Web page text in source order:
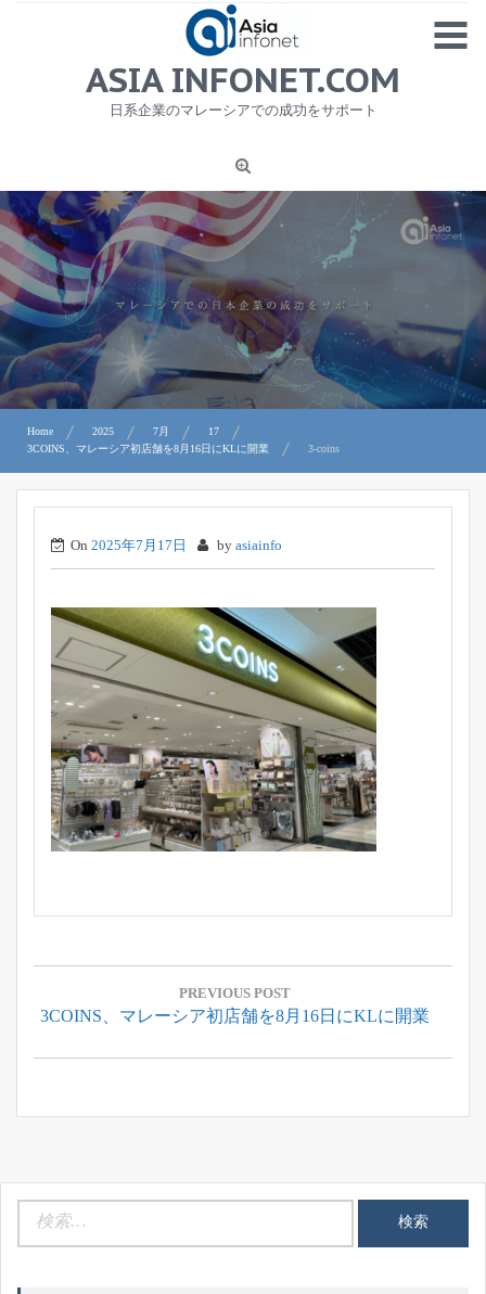
MENU
1
ニュース
労務サービス
プライバシーポリシー及び著作権について
お問合せ
ASIA INFONET.COM
日系企業のマレーシアでの成功をサポート
Home 2025 7月
17
3COINS、マレーシア初店舗を8月16日にKLに開業
3-coins
On 2025年7月17日 by asiainfo
投
ナ
ビ
ー
ョ
ン
PREVIOUS POST
Previous
3COINS、マレーシア初店舗を8月16日にKLに開業